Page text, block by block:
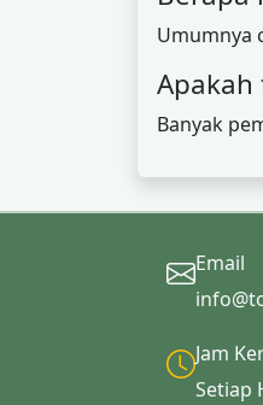
Umumnya
Banyak
Email
Jam
Setiap